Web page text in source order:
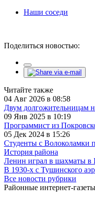
Наши соседи
Поделиться новостью:
Читайте также
04 Авг 2026 в 08:58
Двум долгожительницам
09 Янв 2025 в 10:19
Программист из
05 Дек 2024 в 15:26
Студенты с Волоколамки
История района
Ленин играл в шахматы в
В 1930-х с Тушинского
Все новости рубрики
Районные интернет-